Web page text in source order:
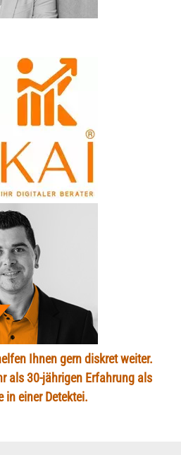
Ihnen gern diskret weiter.
als 30-jährigen Erfahrung als
in einer Detektei.